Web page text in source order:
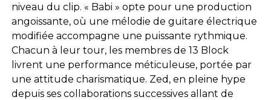
niveau du clip. « Babi » opte pour une production
angoissante, où une mélodie de guitare électrique
modifiée accompagne une puissante rythmique.
Chacun à leur tour, les membres de 13 Block
livrent une performance méticuleuse, portée par
une attitude charismatique. Zed, en pleine hype
depuis ses collaborations successives allant de